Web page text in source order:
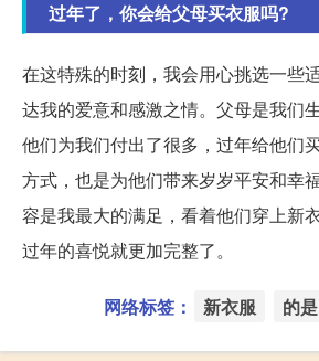
过年了，你会给父母买衣服吗?
在这特殊的时刻，我会用心挑选一些
达我的爱意和感激之情。父母是我们
他们为我们付出了很多，过年给他们
方式，也是为他们带来岁岁平安和幸
容是我最大的满足，看着他们穿上新
过年的喜悦就更加完整了。
网络标签： 新衣服 的是